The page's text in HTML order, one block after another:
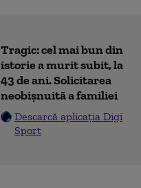
Tragic: cel mai bun din
istorie a murit subit, la
43 de ani. Solicitarea
neobișnuită a familiei
Descarcă aplicația Digi
Sport